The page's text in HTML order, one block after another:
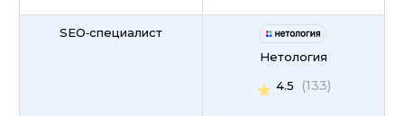
SEO‑специалист
Нетология
4.5
(133)